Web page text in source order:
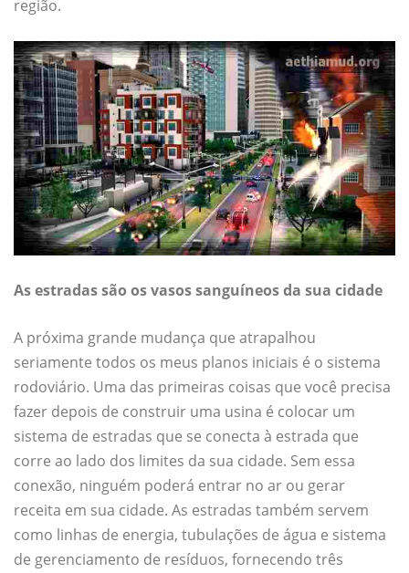
região.
As estradas são os vasos sanguíneos da sua cidade
A próxima grande mudança que atrapalhou
seriamente todos os meus planos iniciais é o sistema
rodoviário. Uma das primeiras coisas que você precisa
fazer depois de construir uma usina é colocar um
sistema de estradas que se conecta à estrada que
corre ao lado dos limites da sua cidade. Sem essa
conexão, ninguém poderá entrar no ar ou gerar
receita em sua cidade. As estradas também servem
como linhas de energia, tubulações de água e sistema
de gerenciamento de resíduos, fornecendo três